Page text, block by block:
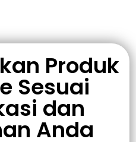
Produk
Sesuai
dan
Anda